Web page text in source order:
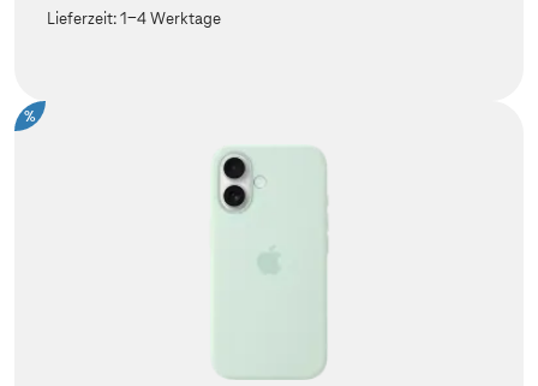
Lieferzeit:1-4 Werktage
%